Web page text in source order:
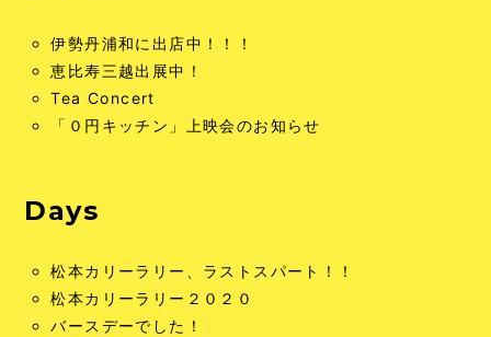
伊勢丹浦和に出店中！！！
恵比寿三越出展中！
Tea Concert
「０円キッチン」上映会のお知らせ
Days
松本カリーラリー、ラストスパート！！
松本カリーラリー２０２０
バースデーでした！